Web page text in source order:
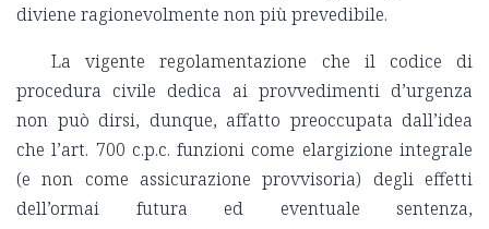
diviene ragionevolmente non più prevedibile.
La vigente regolamentazione che il codice di
procedura civile dedica ai provvedimenti d’urgenza
non può dirsi, dunque, affatto preoccupata dall’idea
che l’art. 700 c.p.c. funzioni come elargizione integrale
(e non come assicurazione provvisoria) degli effetti
dell’ormai futura ed eventuale sentenza,